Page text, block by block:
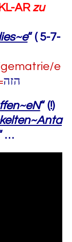
ARzu
“ ( 5-7-
e
הזה
“ (!)
…